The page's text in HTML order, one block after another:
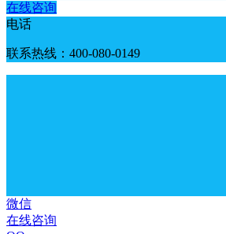
在线咨询
电话
联系热线：400-080-0149
微信
在线咨询